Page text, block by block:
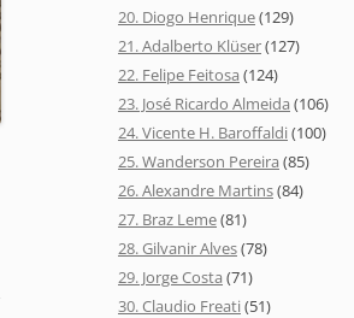
20. Diogo Henrique(129)
21. Adalberto Klüser(127)
22. Felipe Feitosa (124)
23. José Ricardo Almeida (106)
24. Vicente H. Baroffaldi(100)
25. Wanderson Pereira (85)
26. Alexandre Martins(84)
27. Braz Leme(81)
28. Gilvanir Alves(78)
29. Jorge Costa (71)
30. Claudio Freati(51)